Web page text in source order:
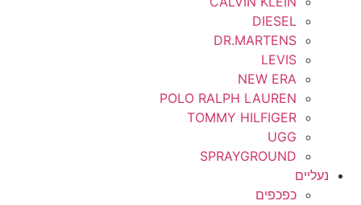
DIESEL
DR.MARTENS
LEVIS
NEW ERA
POLO RALPH LAUREN
TOMMY HILFIGER
UGG
SPRAYGROUND
נעליים
כפכפים